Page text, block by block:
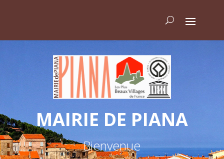
MAIRIE DE PIANA
Bienvenue